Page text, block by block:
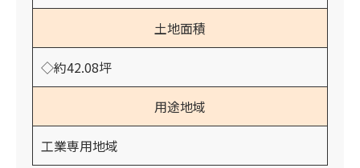
土地面積
◇約42.08坪
用途地域
工業専用地域